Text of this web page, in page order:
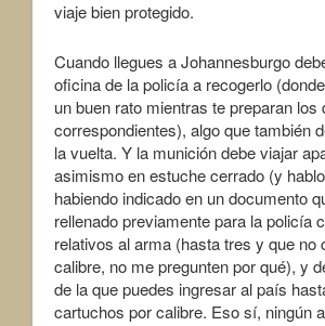
viaje bien protegido.
Cuando llegues a Johannesburgo
oficina de la policía a recogerlo
un buen rato mientras te preparan los
correspondientes), algo que también
la vuelta. Y la munición debe viajar
asimismo en estuche cerrado (y
habiendo indicado en un documento
rellenado previamente para la policía
relativos al arma (hasta tres y que no
calibre, no me pregunten por qué), y
de la que puedes ingresar al país
cartuchos por calibre. Eso sí, ningún